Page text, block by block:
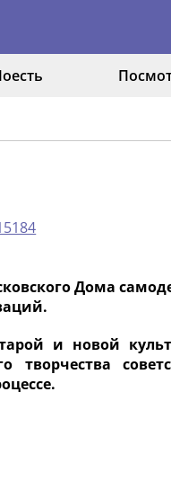
Дома
и новой
творчества